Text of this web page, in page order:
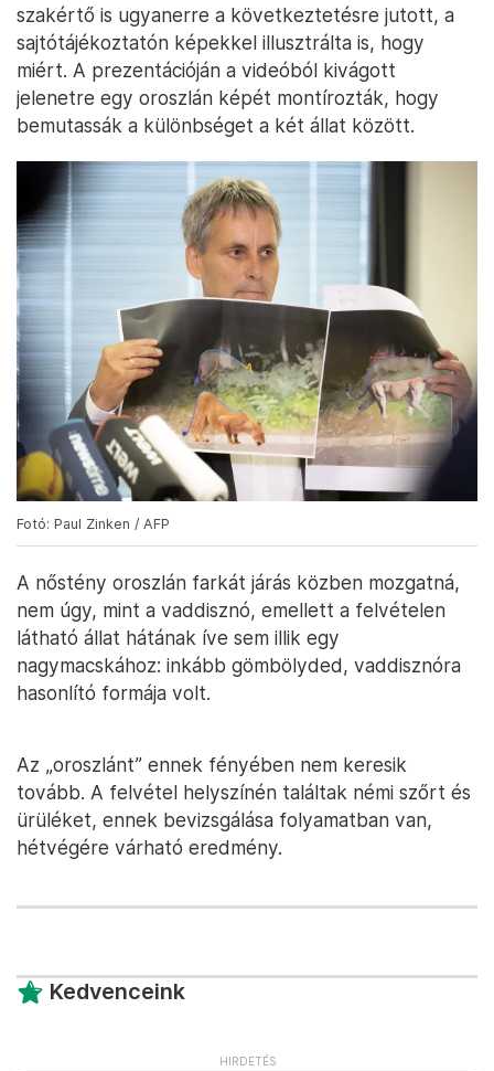
szakértő is ugyanerre a következtetésre jutott, a
sajtótájékoztatón képekkel illusztrálta is, hogy
miért. A prezentációján a videóból kivágott
jelenetre egy oroszlán képét montírozták, hogy
bemutassák a különbséget a két állat között.
Fotó: Paul Zinken / AFP
A nőstény oroszlán farkát járás közben mozgatná,
nem úgy, mint a vaddisznó, emellett a felvételen
látható állat hátának íve sem illik egy
nagymacskához: inkább gömbölyded, vaddisznóra
hasonlító formája volt.
Az „oroszlánt” ennek fényében nem keresik
tovább. A felvétel helyszínén találtak némi szőrt és
ürüléket, ennek bevizsgálása folyamatban van,
hétvégére várható eredmény.
Kedvenceink